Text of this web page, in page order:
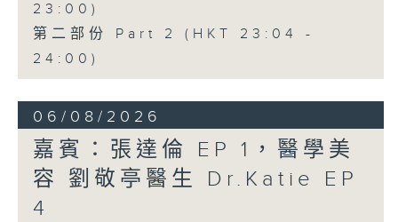
23:00)
第二部份 Part 2 (HKT 23:04 -
24:00)
06/08/2026
嘉賓：張達倫 EP 1，醫學美
容 劉敬亭醫生 Dr.Katie EP
4